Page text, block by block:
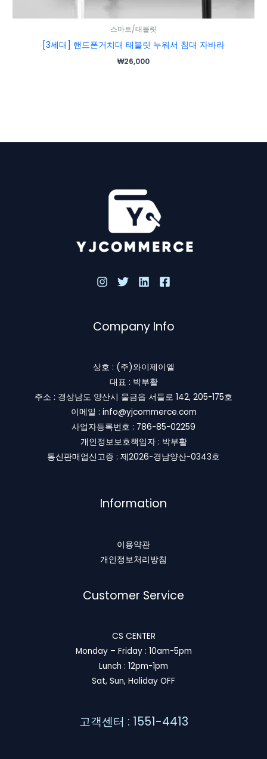
스마트/태블릿
[3세대] 핸드폰거치대 태블릿 누워서 침대 자바라
₩26,000
Company Info
상호 : (주)와이제이엘
대표 : 박부활
주소 : 경상남도 양산시 물금읍 서들로 142, 205-175호
이메일 : info@yjcommerce.com
사업자등록번호 : 786-85-02259
개인정보보호책임자 : 박부활
통신판매업신고증 : 제2026-경남양산-0343호
Information
이용약관
개인정보처리방침
Customer Service
CS CENTER
Monday – Friday : 10am-5pm
Lunch : 12pm-1pm
Sat, Sun, Holiday OFF
고객센터 : 1551-4413